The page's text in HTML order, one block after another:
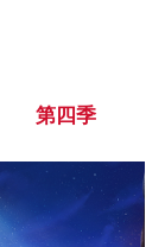
第四季